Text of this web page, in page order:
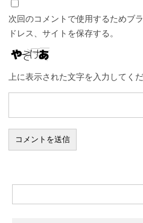
次回のコメントで使用するためブ
ドレス、サイトを保存する。
上に表示された文字を入力してくだ
索: